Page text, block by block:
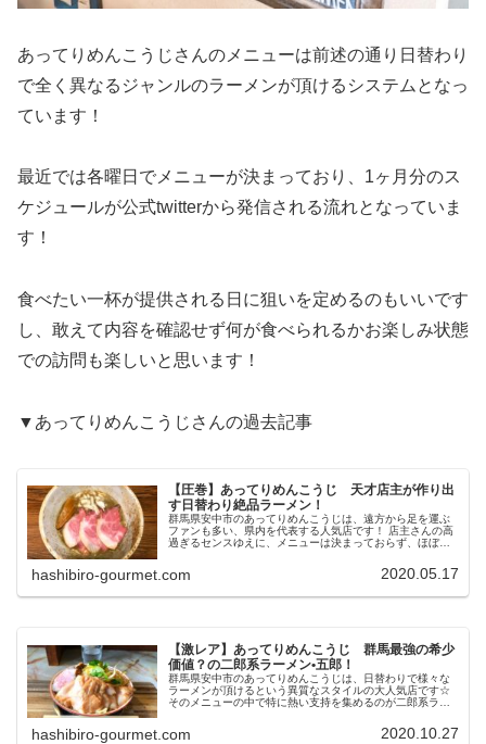
あってりめんこうじさんのメニューは前述の通り日替わり
で全く異なるジャンルのラーメンが頂けるシステムとなっ
ています！
最近では各曜日でメニューが決まっており、1ヶ月分のス
ケジュールが公式twitterから発信される流れとなっていま
す！
食べたい一杯が提供される日に狙いを定めるのもいいです
し、敢えて内容を確認せず何が食べられるかお楽しみ状態
での訪問も楽しいと思います！
▼あってりめんこうじさんの過去記事
【圧巻】あってりめんこうじ 天才店主が作り出
す日替わり絶品ラーメン！
群馬県安中市のあってりめんこうじは、遠方から足を運ぶ
ファンも多い、県内を代表する人気店です！ 店主さんの高
過ぎるセンスゆえに、メニューは決まっておらず、ほぼ毎
hashibiro-gourmet.com 2020.05.17
【激レア】あってりめんこうじ 群馬最強の希少
価値？の二郎系ラーメン•五郎！
群馬県安中市のあってりめんこうじは、日替わりで様々な
ラーメンが頂けるという異質なスタイルの大人気店です☆
そのメニューの中で特に熱い支持を集めるのが二郎系ラー
hashibiro-gourmet.com 2020.10.27